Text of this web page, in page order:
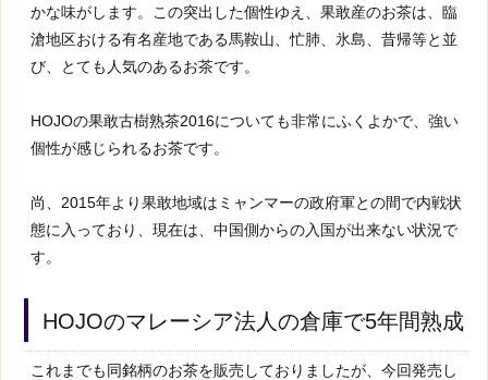
かな味がします。この突出した個性ゆえ、果敢産のお茶は、臨
滄地区おける有名産地である馬鞍山、忙肺、氷島、昔帰等と並
び、とても人気のあるお茶です。
HOJOの果敢古樹熟茶2016についても非常にふくよかで、強い
個性が感じられるお茶です。
尚、2015年より果敢地域はミャンマーの政府軍との間で内戦状
態に入っており、現在は、中国側からの入国が出来ない状況で
す。
HOJOのマレーシア法人の倉庫で5年間熟成
これまでも同銘柄のお茶を販売しておりましたが、今回発売し